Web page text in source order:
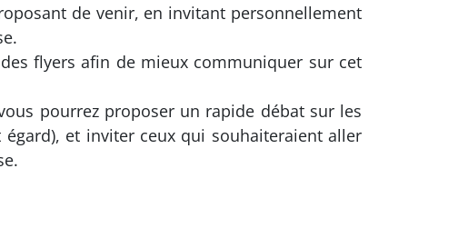
de venir, en invitant personnellement
flyers afin de mieux communiquer sur cet
pourrez proposer un rapide débat sur les
et inviter ceux qui souhaiteraient aller